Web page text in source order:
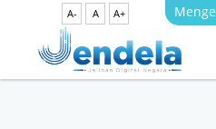
A- A A+
Search